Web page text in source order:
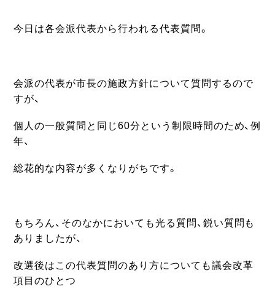
今日は各会派代表から行われる代表質問。
会派の代表が市長の施政方針について質問するので
すが、
個人の一般質問と同じ60分という制限時間のため、例
年、
総花的な内容が多くなりがちです。
もちろん、そのなかにおいても光る質問、鋭い質問も
ありましたが、
改選後はこの代表質問のあり方についても議会改革
項目のひとつ